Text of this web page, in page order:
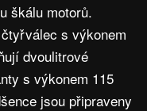
škálu motorů.
s výkonem
dvoulitrové
s výkonem 115
jsou připraveny